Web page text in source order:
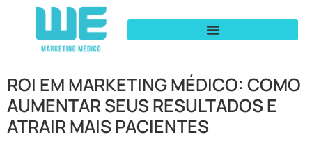
ROI EM MARKETING MÉDICO: COMO
AUMENTAR SEUS RESULTADOS E
ATRAIR MAIS PACIENTES